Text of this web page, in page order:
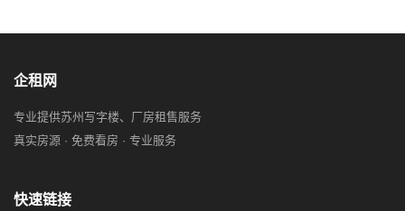
企租网
专业提供苏州写字楼、厂房租售服务
真实房源 · 免费看房 · 专业服务
快速链接